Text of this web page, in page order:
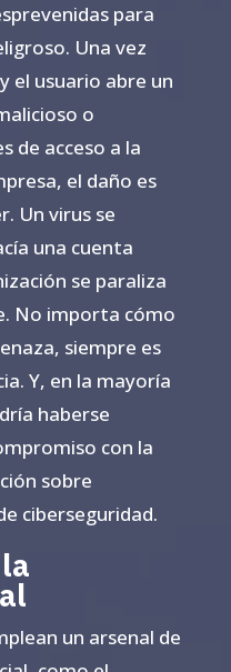
para
Una vez
el usuario abre un
o
de acceso a la
el daño es
Un virus se
una cuenta
se paraliza
No importa cómo
siempre es
Y, en la mayoría
haberse
con la
sobre
ciberseguridad.
un arsenal de